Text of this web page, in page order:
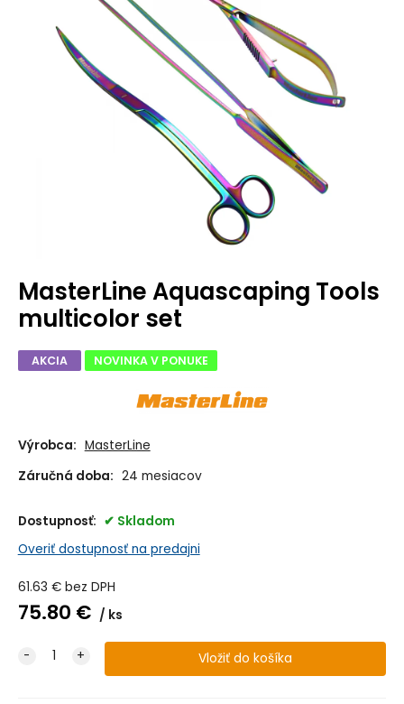
MasterLine Aquascaping Tools
multicolor set
AKCIA NOVINKA V PONUKE
Výrobca: MasterLine
Záručná doba: 24 mesiacov
Dostupnosť:
Skladom
Overiť dostupnosť na predajni
61.63 € bez DPH
75.80 € ks